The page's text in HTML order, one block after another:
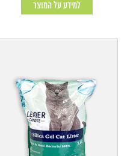
למידע על המוצר